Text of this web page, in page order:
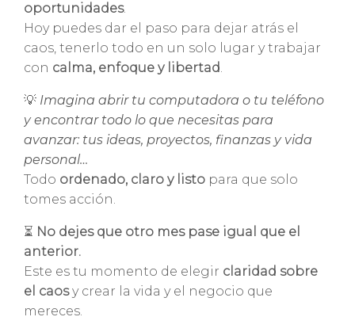
oportunidades.
Hoy puedes dar el paso para dejar atrás el
caos, tenerlo todo en un solo lugar y trabajar
con calma, enfoque y libertad.
💡 Imagina abrir tu computadora o tu teléfono
y encontrar todo lo que necesitas para
avanzar: tus ideas, proyectos, finanzas y vida
personal…
Todo ordenado, claro y listo para que solo
tomes acción.
⏳ No dejes que otro mes pase igual que el
anterior.
Este es tu momento de elegir claridad sobre
el caos y crear la vida y el negocio que
mereces.